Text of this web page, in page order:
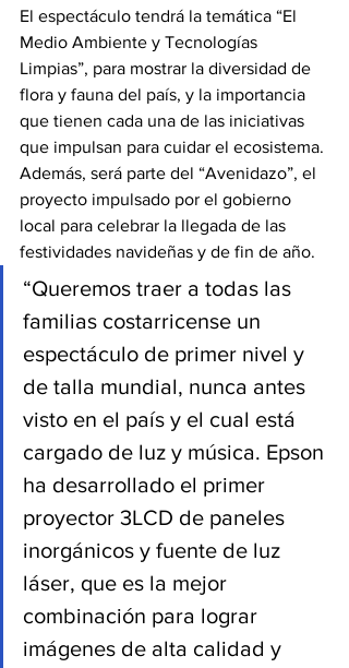
El espectáculo tendrá la temática “El
Medio Ambiente y Tecnologías
Limpias”, para mostrar la diversidad de
flora y fauna del país, y la importancia
que tienen cada una de las iniciativas
que impulsan para cuidar el ecosistema.
Además, será parte del “Avenidazo”, el
proyecto impulsado por el gobierno
local para celebrar la llegada de las
festividades navideñas y de fin de año.
“Queremos traer a todas las
familias costarricense un
espectáculo de primer nivel y
de talla mundial, nunca antes
visto en el país y el cual está
cargado de luz y música. Epson
ha desarrollado el primer
proyector 3LCD de paneles
inorgánicos y fuente de luz
láser, que es la mejor
combinación para lograr
imágenes de alta calidad y